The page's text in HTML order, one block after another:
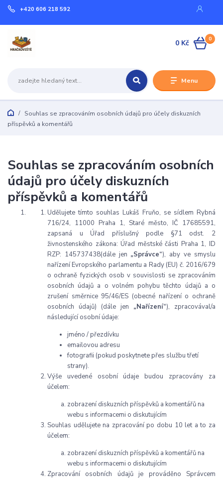
Menu
+420 606 218 592
0
0 Kč
Souhlas se zpracováním osobních údajů pro účely diskuzních
příspěvků a komentářů
Souhlas se zpracováním osobních
údajů pro účely diskuzních
příspěvků a komentářů
Udělujete tímto souhlas Lukáš Fruňo, se sídlem Rybná
716/24, 11000 Praha 1, Staré město, IČ 17685591,
zapsaná u Úřad příslušný podle §71 odst. 2
živnostenského zákona: Úřad městské části Praha 1, ID
RZP: 145737438(dále jen „Správce“), aby ve smyslu
nařízení Evropského parlamentu a Rady (EU) č. 2016/679
o ochraně fyzických osob v souvislosti se zpracováním
osobních údajů a o volném pohybu těchto údajů a o
zrušení směrnice 95/46/ES (obecné nařízení o ochraně
osobních údajů) (dále jen „Nařízení“), zpracovával/a
následující osobní údaje:
jméno / přezdívku
emailovou adresu
fotografii (pokud poskytnete přes službu třetí
strany).
Výše uvedené osobní údaje budou zpracovány za
účelem:
zobrazení diskuzních příspěvků a komentářů na
webu s informacemi o diskutujícím
Souhlas udělujete na zpracování po dobu 10 let a to za
účelem:
zobrazení diskuzních příspěvků a komentářů na
webu s informacemi o diskutujícím
Zpracování osobních údajů je prováděno Správcem